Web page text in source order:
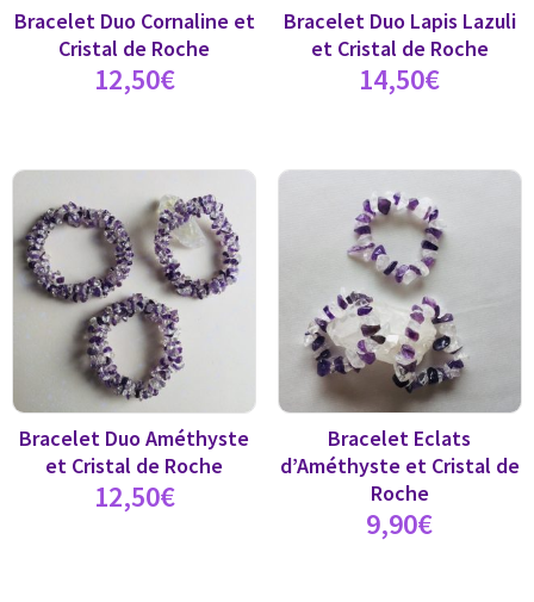
Bracelet Duo Cornaline et
Cristal de Roche
12,50€
Bracelet Duo Lapis Lazuli
et Cristal de Roche
14,50€
Bracelet Duo Améthyste
et Cristal de Roche
12,50€
Bracelet Eclats
d’Améthyste et Cristal de
Roche
9,90€